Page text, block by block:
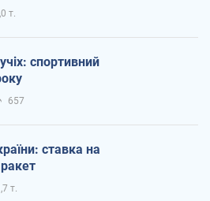
т.
спортивний
657
ставка на
т.